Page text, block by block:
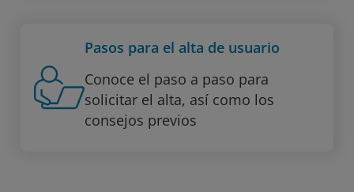
Pasos para el alta de usuario
Conoce el paso a paso para
solicitar el alta, así como los
consejos previos